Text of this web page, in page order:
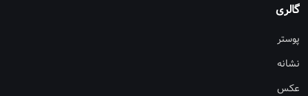
گالری
پوستر
نشانه
عکس